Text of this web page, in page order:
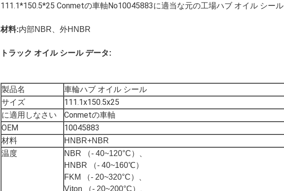
111.1*150.5*25 Conmetの車軸No10045883に適当な元の工場ハブ オイル シール
材料:内部NBR、外HNBR
トラック オイル シール データ:
製品名
車輪ハブ オイル シール
サイズ
111.1x150.5x25
に適用しなさい
Conmetの車軸
OEM
10045883
材料
HNBR+NBR
温度
NBR （- 40~120°C）、
HNBR （- 40~160℃）
FKM （- 20~320°C）、
Viton （- 20~200°C）、